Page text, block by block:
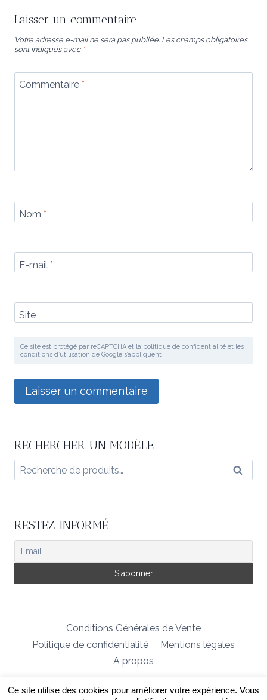
Laisser un commentaire
Votre adresse e-mail ne sera pas publiée. Les champs obligatoires
sont indiqués avec *
Commentaire *
Nom *
E-mail *
Site
Ce site est protégé par reCAPTCHA et la politique de confidentialité et les
conditions d’utilisation de Google s’appliquent
RECHERCHER UN MODÈLE
Recherche
pour :
RESTEZ INFORMÉ
Conditions Générales de Vente
Politique de confidentialité
Mentions légales
A propos
Ce site utilise des cookies pour améliorer votre expérience. Vous